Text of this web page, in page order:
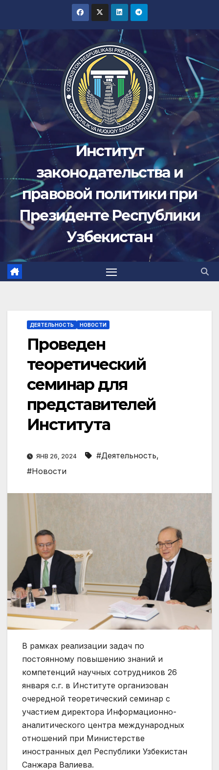
содержимому
Институт
законодательства и
правовой политики при
Президенте Республики
Узбекистан
ДЕЯТЕЛЬНОСТЬ НОВОСТИ
Проведен
теоретический
семинар для
представителей
Института
ЯНВ 26, 2024 #Деятельность,
#Новости
В рамках реализации задач по
постоянному повышению знаний и
компетенций научных сотрудников 26
января с.г. в Институте организован
очередной теоретический семинар с
участием директора Информационно-
аналитического центра международных
отношений при Министерстве
иностранных дел Республики Узбекистан
Санжара Валиева.